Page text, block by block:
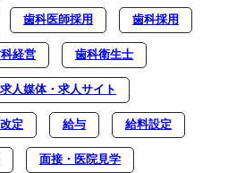
歯科医師採用 歯科採用
経営 歯科衛生士
求人媒体・求人サイト
定 給与 給料設定
面接・医院見学